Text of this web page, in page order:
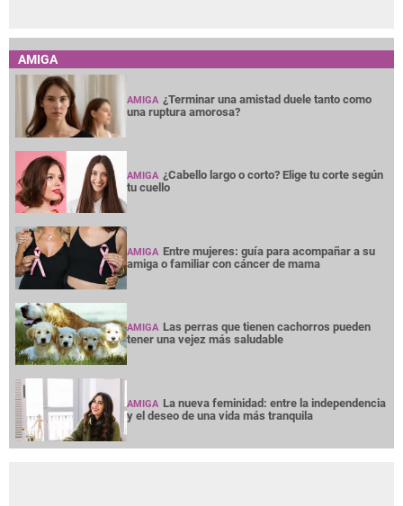
AMIGA
AMIGA ¿Terminar una amistad duele tanto como
una ruptura amorosa?
AMIGA ¿Cabello largo o corto? Elige tu corte según
tu cuello
AMIGA Entre mujeres: guía para acompañar a su
amiga o familiar con cáncer de mama
AMIGA Las perras que tienen cachorros pueden
tener una vejez más saludable
AMIGA La nueva feminidad: entre la independencia
y el deseo de una vida más tranquila